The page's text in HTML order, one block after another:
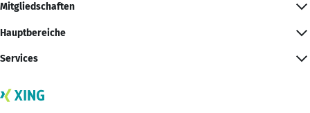
Mitgliedschaften
Hauptbereiche
Services